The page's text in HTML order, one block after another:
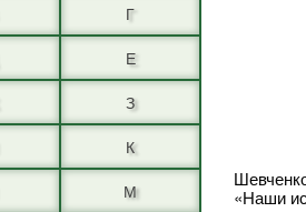
Г
Е
З
К
М
«Наши